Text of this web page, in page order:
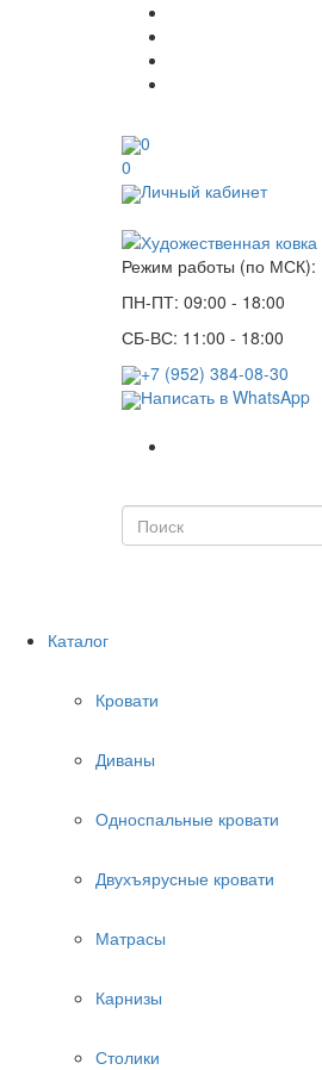
0
0
Личный кабинет
Режим работы (по МСК):
ПН-ПТ: 09:00 - 18:00
СБ-ВС: 11:00 - 18:00
+7 (952) 384-08-30
Написать в WhatsApp
Каталог
Кровати
Диваны
Односпальные кровати
Двухъярусные кровати
Матрасы
Карнизы
Столики